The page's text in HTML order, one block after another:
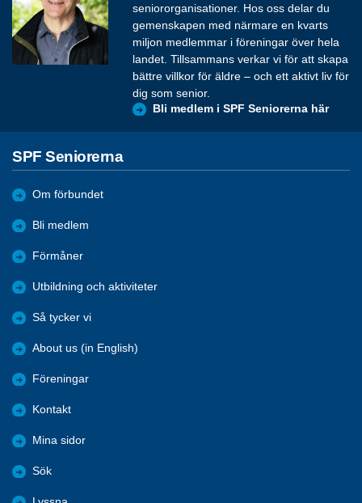
seniororganisationer. Hos oss delar du
gemenskapen med närmare en kvarts
miljon medlemmar i föreningar över hela
landet. Tillsammans verkar vi för att skapa
bättre villkor för äldre – och ett aktivt liv för
dig som senior.
Bli medlem i SPF Seniorerna här
SPF Seniorerna
Om förbundet
Bli medlem
Förmåner
Utbildning och aktiviteter
Så tycker vi
About us (in English)
Föreningar
Kontakt
Mina sidor
Sök